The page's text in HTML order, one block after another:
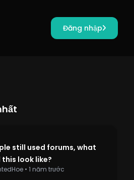
Đăng nhập
still used forums, what
look like?
• 1 năm trước